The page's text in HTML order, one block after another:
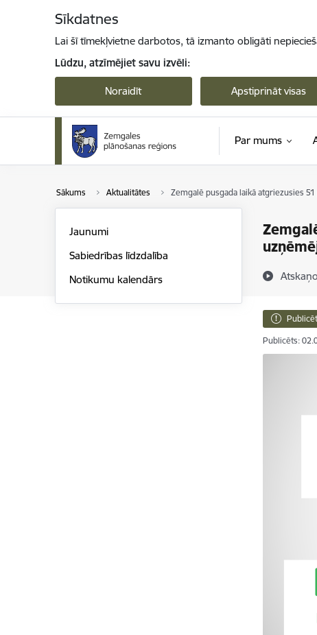
Sīkdatnes
Lai šī tīmekļvietne darbotos, tā izmanto obligāti
Lūdzu, atzīmējiet savu izvēli:
Noraidīt Apstiprināt visas
Par mums
Sākums Aktualitātes Zemgalē pusgada laikā atgriezusies
Jaunumi
Sabiedrības līdzdalība
Notikumu kalendārs
Publicēts: